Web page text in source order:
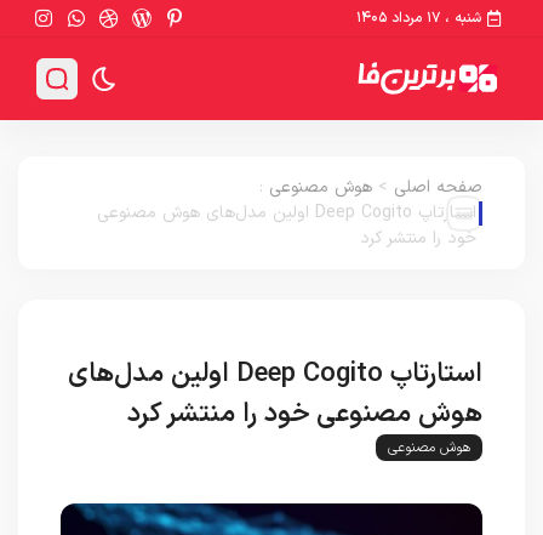
شنبه ، ۱۷ مرداد ۱۴۰۵
صفحه اصلی > هوش مصنوعی :
استارتاپ Deep Cogito اولین مدل‌های هوش مصنوعی
خود را منتشر کرد
استارتاپ Deep Cogito اولین مدل‌های
هوش مصنوعی خود را منتشر کرد
هوش مصنوعی